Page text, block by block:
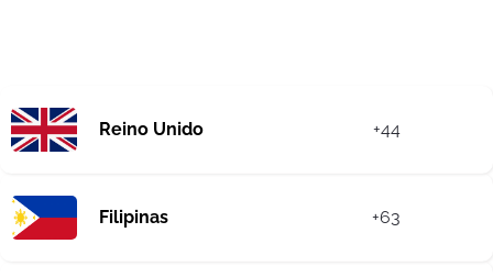
Reino Unido +44
Filipinas +63